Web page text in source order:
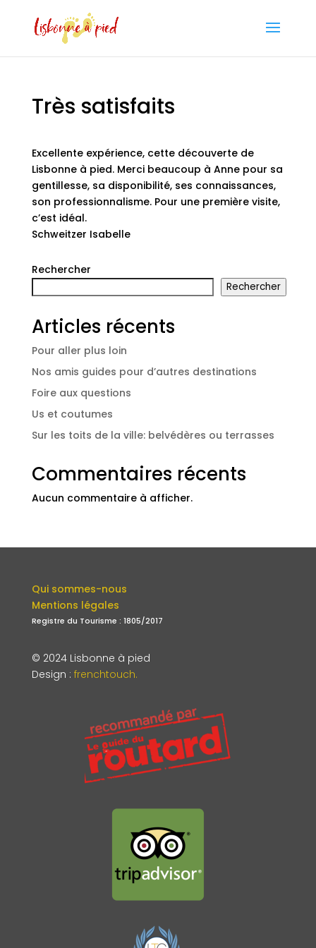
Très satisfaits
Excellente expérience, cette découverte de
Lisbonne à pied. Merci beaucoup à Anne pour sa
gentillesse, sa disponibilité, ses connaissances,
son professionnalisme. Pour une première visite,
c’est idéal.
Schweitzer Isabelle
Rechercher
Rechercher
Articles récents
Pour aller plus loin
Nos amis guides pour d’autres destinations
Foire aux questions
Us et coutumes
Sur les toits de la ville: belvédères ou terrasses
Commentaires récents
Aucun commentaire à afficher.
Qui sommes-nous
Mentions légales
Registre du Tourisme : 1805/2017
© 2024 Lisbonne à pied
Design : frenchtouch.